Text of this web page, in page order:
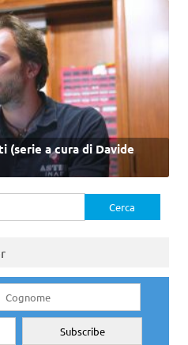
(serie a cura di Davide